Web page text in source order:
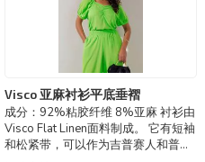
Visco 亚麻衬衫平底垂褶
成分：92%粘胶纤维 8%亚麻 衬衫由
Visco Flat Linen面料制成。 它有短袖
和松紧带，可以作为吉普赛人和普通